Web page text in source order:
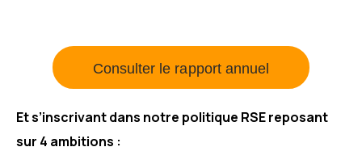
Consulter le rapport annuel
Et s’inscrivant dans notre politique RSE reposant
sur 4 ambitions :